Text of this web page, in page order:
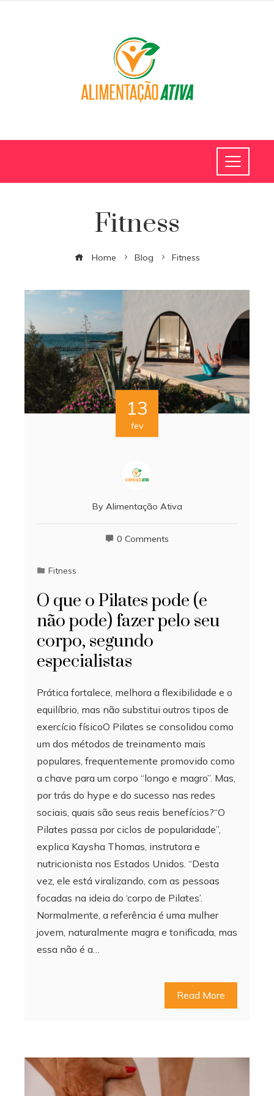
Fitness
Home Blog Fitness
13
fev
By Alimentação Ativa
0 Comments
Fitness
O que o Pilates pode (e
não pode) fazer pelo seu
corpo, segundo
especialistas
Prática fortalece, melhora a flexibilidade e o
equilíbrio, mas não substitui outros tipos de
exercício físicoO Pilates se consolidou como
um dos métodos de treinamento mais
populares, frequentemente promovido como
a chave para um corpo “longo e magro”. Mas,
por trás do hype e do sucesso nas redes
sociais, quais são seus reais benefícios?“O
Pilates passa por ciclos de popularidade”,
explica Kaysha Thomas, instrutora e
nutricionista nos Estados Unidos. “Desta
vez, ele está viralizando, com as pessoas
focadas na ideia do ‘corpo de Pilates’.
Normalmente, a referência é uma mulher
jovem, naturalmente magra e tonificada, mas
essa não é a…
Read More